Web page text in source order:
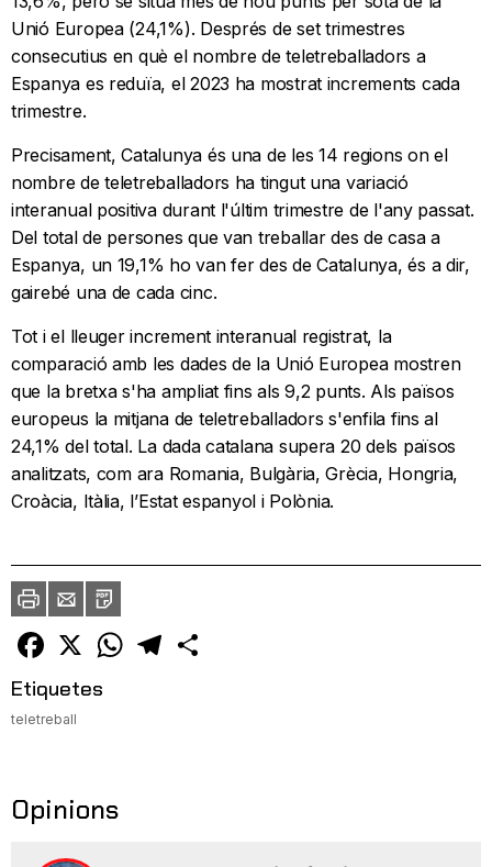
Unió Europea (24,1%). Després de set trimestres
consecutius en què el nombre de teletreballadors a
Espanya es reduïa, el 2023 ha mostrat increments cada
trimestre.
Precisament, Catalunya és una de les 14 regions on el
nombre de teletreballadors ha tingut una variació
interanual positiva durant l'últim trimestre de l'any passat.
Del total de persones que van treballar des de casa a
Espanya, un 19,1% ho van fer des de Catalunya, és a dir,
gairebé una de cada cinc.
Tot i el lleuger increment interanual registrat, la
comparació amb les dades de la Unió Europea mostren
que la bretxa s'ha ampliat fins als 9,2 punts. Als països
europeus la mitjana de teletreballadors s'enfila fins al
24,1% del total. La dada catalana supera 20 dels països
analitzats, com ara Romania, Bulgària, Grècia, Hongria,
Croàcia, Itàlia, l’Estat espanyol i Polònia.
ImprimirEnvia
un
amic
PDF
Facebook
X WhatsAppTelegram
Etiquetes
teletreball
Opinions